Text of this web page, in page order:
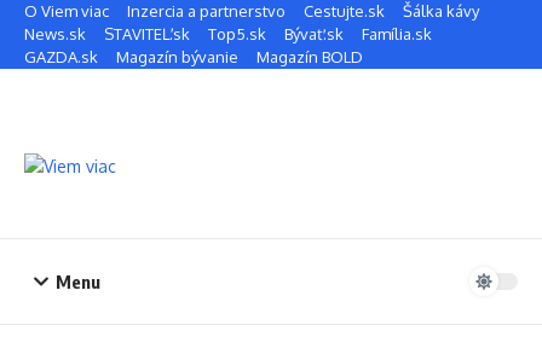
Preskočiť na obsah
O Viem viac Inzercia a partnerstvo Cestujte.sk
Šálka kávy
News.sk
STAVITEĽ.sk Top5.sk Bývať.sk
Família.sk
GAZDA.sk
Magazín bývanie Magazín BOLD
Menu